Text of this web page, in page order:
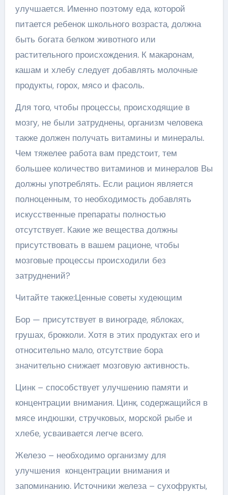
улучшается. Именно поэтому еда, которой
питается ребенок школьного возраста, должна
быть богата белком животного или
растительного происхождения. К макаронам,
кашам и хлебу следует добавлять молочные
продукты, горох, мясо и фасоль.
Для того, чтобы процессы, происходящие в
мозгу, не были затруднены, организм человека
также должен получать витамины и минералы.
Чем тяжелее работа вам предстоит, тем
большее количество витаминов и минералов Вы
должны употреблять. Если рацион является
полноценным, то необходимость добавлять
искусственные препараты полностью
отсутствует. Какие же вещества должны
присутствовать в вашем рационе, чтобы
мозговые процессы происходили без
затруднений?
Читайте также:Ценные советы худеющим
Бор — присутствует в винограде, яблоках,
грушах, брокколи. Хотя в этих продуктах его и
относительно мало, отсутствие бора
значительно снижает мозговую активность.
Цинк – способствует улучшению памяти и
концентрации внимания. Цинк, содержащийся в
мясе индюшки, стручковых, морской рыбе и
хлебе, усваивается легче всего.
Железо – необходимо организму для
улучшения концентрации внимания и
запоминанию. Источники железа – сухофрукты,